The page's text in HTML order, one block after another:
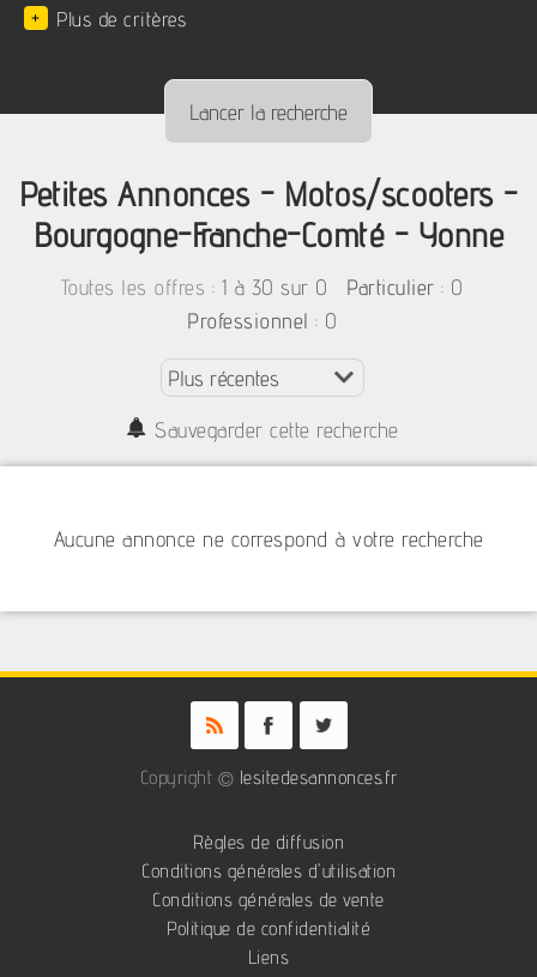
+ Plus de critères
Petites Annonces - Motos/scooters -
Bourgogne-Franche-Comté - Yonne
Toutes les offres : 1 à 30 sur 0 Particulier : 0
Professionnel : 0
Sauvegarder cette recherche
Aucune annonce ne correspond à votre recherche
Copyright © lesitedesannonces.fr
Règles de diffusion
Conditions générales d'utilisation
Conditions générales de vente
Politique de confidentialité
Liens